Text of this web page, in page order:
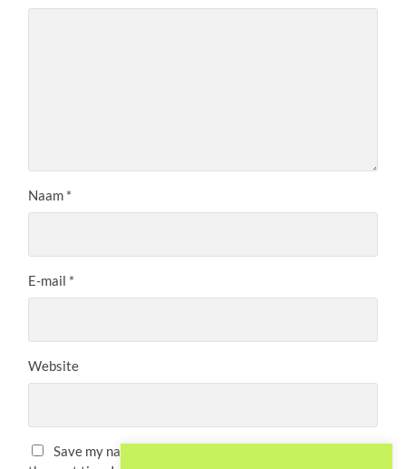
Naam *
E-mail *
Website
Save my name, email, and website in this browser for